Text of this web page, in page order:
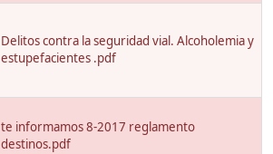
Delitos contra la seguridad vial. Alcoholemia y
estupefacientes .pdf
te informamos 8-2017 reglamento
destinos.pdf